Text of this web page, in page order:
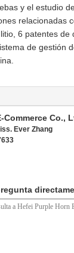
y el estudio
relacionadas
6 patentes
de gestión
Commerce Co.,
Ever Zhang